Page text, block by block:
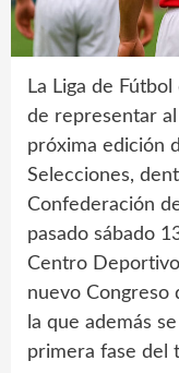
La Liga de
de representar
próxima edición
Selecciones,
Confederación
pasado sábado
Centro
nuevo Congreso
la que además
primera fase del